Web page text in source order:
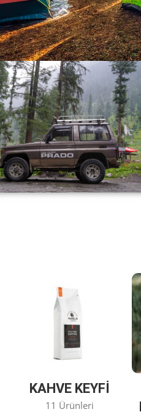
Yaz İndirimi
00
Hr
00
Min
00
SSK
Başla
KAHVE KEYFİ
11 Ürünleri